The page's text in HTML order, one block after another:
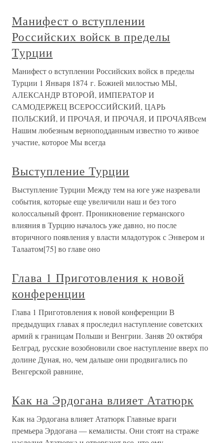
Манифест о вступлении
Российских войск в пределы
Турции
Манифест о вступлении Российских войск в пределы
Турции 1 Января 1874 г. Божией милостью МЫ,
АЛЕКСАНДР ВТОРОЙ, ИМПЕРАТОР И
САМОДЕРЖЕЦ ВСЕРОССИЙСКИЙ, ЦАРЬ
ПОЛЬСКИЙ, И ПРОЧАЯ, И ПРОЧАЯ, И ПРОЧАЯВсем
Нашим любезным верноподданным известно то живое
участие, которое Мы всегда
Выступление Турции
Выступление Турции Между тем на юге уже назревали
события, которые еще увеличили наш и без того
колоссальный фронт. Проникновение германского
влияния в Турцию началось уже давно, но после
вторичного появления у власти младотурок с Энвером и
Талаатом[75] во главе оно
Глава 1 Приготовления к новой
конференции
Глава 1 Приготовления к новой конференции В
предыдущих главах я проследил наступление советских
армий к границам Польши и Венгрии. Заняв 20 октября
Белград, русские возобновили свое наступление вверх по
долине Дуная, но, чем дальше они продвигались по
Венгерской равнине,
Как на Эрдогана влияет Ататюрк
Как на Эрдогана влияет Ататюрк Главные враги
премьера Эрдогана — кемалисты. Они стоят на страже